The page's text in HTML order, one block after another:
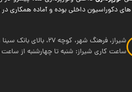
های دکوراسیون داخلی بوده و آماده همکاری
شیراز، فرهنگ شهر، کوچه 27، بالای بانک سینا ، طبقه 1
ساعت کاری شیراز: شنبه تا چهارشنبه از ساعت 9 الی 18 پنج شنبه 9 الی